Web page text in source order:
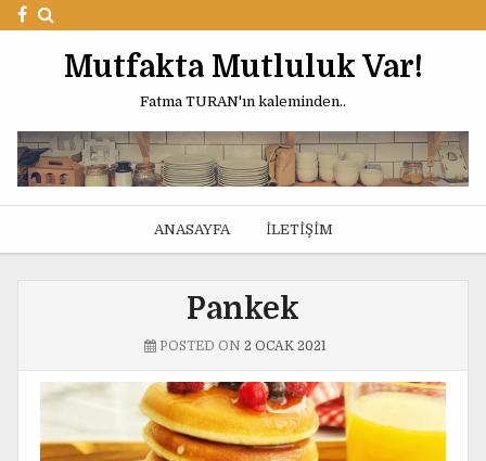
Mutfakta Mutluluk Var!
Fatma TURAN'ın kaleminden..
ANASAYFA İLETIŞIM
Pankek
POSTED ON 2 OCAK 2021